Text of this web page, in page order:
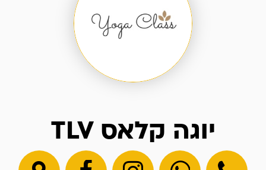
יוגה קלאס TLV